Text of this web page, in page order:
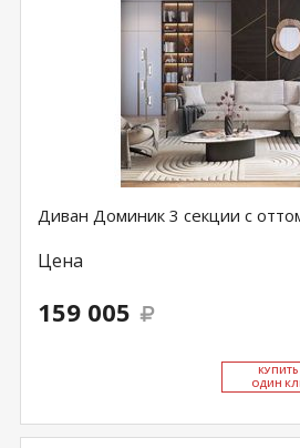
Диван Доминик 3 секции с
Цена
159 005
КУ­ПИТЬ
ОДИН